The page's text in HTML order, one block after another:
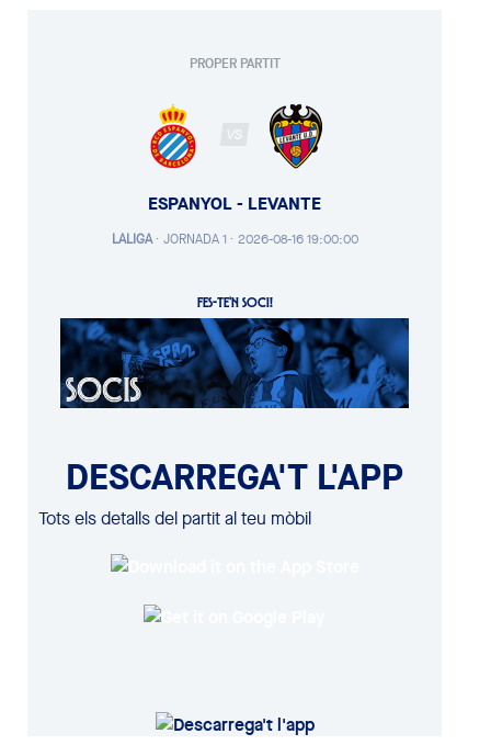
PROPER PARTIT
VS
ESPANYOL - LEVANTE
LALIGA· JORNADA 1 · 2026-08-16 19:00:00
FES-TE'N SOCI!
DESCARREGA'T L'APP
Tots els detalls del partit al teu mòbil